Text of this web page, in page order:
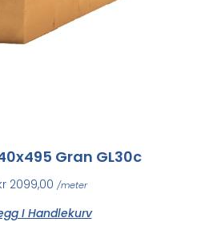
Gran GL30c
2099,00 /meter
I Handlekurv